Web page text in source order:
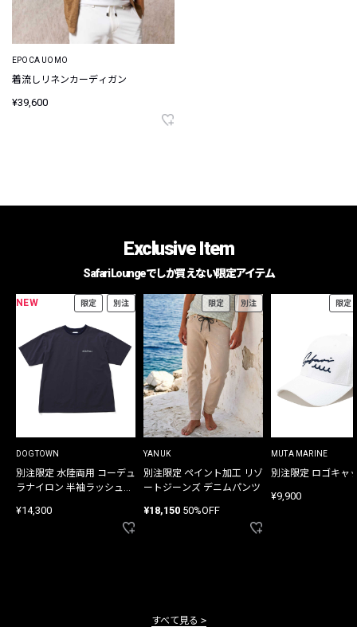
EPOCA UOMO
着流しリネンカーディガン
¥39,600
Exclusive Item
Safari Loungeでしか買えない限定アイテム
NEW 限定 別注
DOGTOWN
別注限定 水陸両用 コーデュ
ラナイロン 半袖ラッシュガ
¥14,300
限定 別注
YANUK
別注限定 ペイント加工 リゾ
ートジーンズ デニムパンツ
¥18,150 50%OFF
限定
MUTA MARINE
別注限定 ロゴキャ
¥9,900
すべて見る